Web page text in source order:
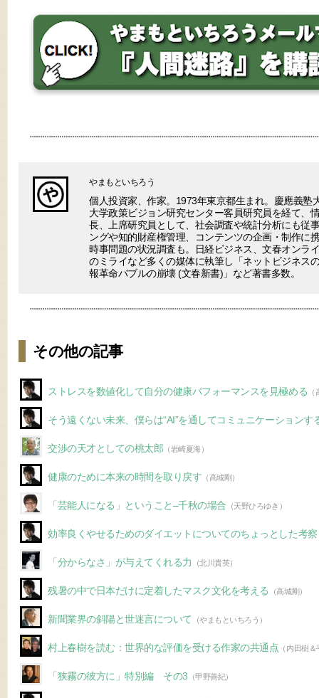
やまもといちろう
個人投資家、作家。1973年東京都生まれ。慶應義塾
大学政策ビジョン研究センター客員研究員を経て、
長、上席研究員として、社会調査や統計分析にも従
ングや知的財産権管理、コンテンツの企画・制作に
時事問題の状況調査も。日経ビジネス、文春オンラ
のミライなど多くの媒体に執筆し「ネットビジネス
報革命バブルの崩壊 (文春新書)」など著書多数。
その他の記事
ストレスを数値化して自分の健康パフォーマンスを見極める
そう遠くない未来、僕らは“AI”を通してコミュニケーションす
交渉の天才としての桃太郎 （岩崎夏海）
健康のために本来の時間を取り戻す （高城剛）
「芸能人になる」ということ–千秋の場合 （天野ひろゆき）
効率良くやせるためのダイエットについてのちょっとした考察
「分からなさ」が与えてくれる力 （北川貴英）
残暑の中で日本だけに定着したマスク文化を考える （高城剛）
新聞業界の斜陽と世迷言について （やまもといちろう）
村上春樹を読む：世界的な評価を受ける作家の共通点 （内田樹
「狭霧の彼方に」特別編 その3 （甲野善紀）